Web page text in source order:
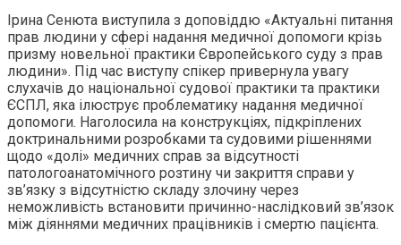
Ірина Сенюта виступила з доповіддю «Актуальні питання
прав людини у сфері надання медичної допомоги крізь
призму новельної практики Європейського суду з прав
людини». Під час виступу спікер привернула увагу
слухачів до національної судової практики та практики
ЄСПЛ, яка ілюструє проблематику надання медичної
допомоги. Наголосила на конструкціях, підкріплених
доктринальними розробками та судовими рішеннями
щодо «долі» медичних справ за відсутності
патологоанатомічного розтину чи закриття справи у
зв’язку з відсутністю складу злочину через
неможливість встановити причинно-наслідковий зв’язок
між діяннями медичних працівників і смертю пацієнта.